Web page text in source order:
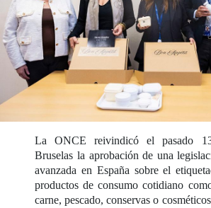
La ONCE reivindicó el pasado
Bruselas la aprobación de una
avanzada en España sobre el
productos de consumo cotidiano
carne, pescado, conservas o